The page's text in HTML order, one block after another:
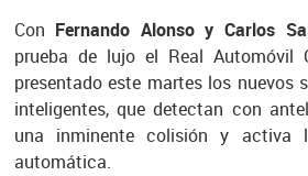
Con Fernando Alonso y Carlos
prueba de lujo el Real Automóvil
presentado este martes los nuevos
inteligentes, que detectan con
una inminente colisión y activa
automática.